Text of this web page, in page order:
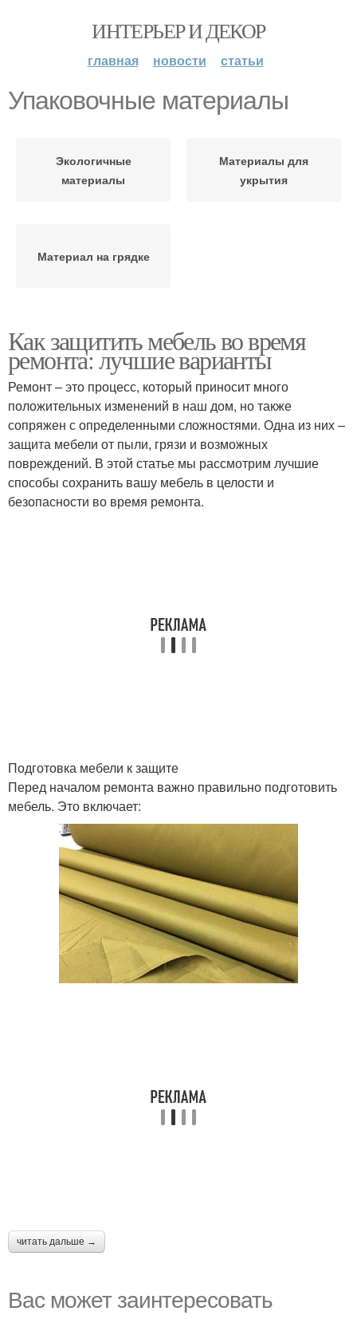
ИНТЕРЬЕР И ДЕКОР
главная новости статьи
Упаковочные материалы
Экологичные
материалы
Материалы для
укрытия
Материал на грядке
Как защитить мебель во время
ремонта: лучшие варианты
Ремонт – это процесс, который приносит много
положительных изменений в наш дом, но также
сопряжен с определенными сложностями. Одна из них –
защита мебели от пыли, грязи и возможных
повреждений. В этой статье мы рассмотрим лучшие
способы сохранить вашу мебель в целости и
безопасности во время ремонта.
Подготовка мебели к защите
Перед началом ремонта важно правильно подготовить
мебель. Это включает:
читать дальше →
Вас может заинтересовать